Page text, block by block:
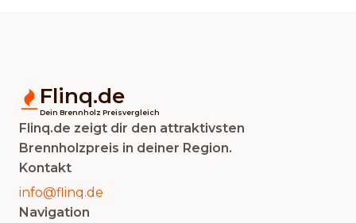
Flinq.de
Dein Brennholz Preisvergleich
Flinq.de zeigt dir den attraktivsten
Brennholzpreis in deiner Region.
Kontakt
info@flinq.de
Navigation